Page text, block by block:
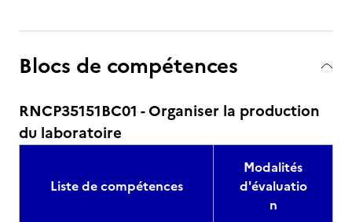
Blocs de compétences
RNCP35151BC01 - Organiser la production
du laboratoire
Liste de compétences
Modalités
d'évaluatio
n